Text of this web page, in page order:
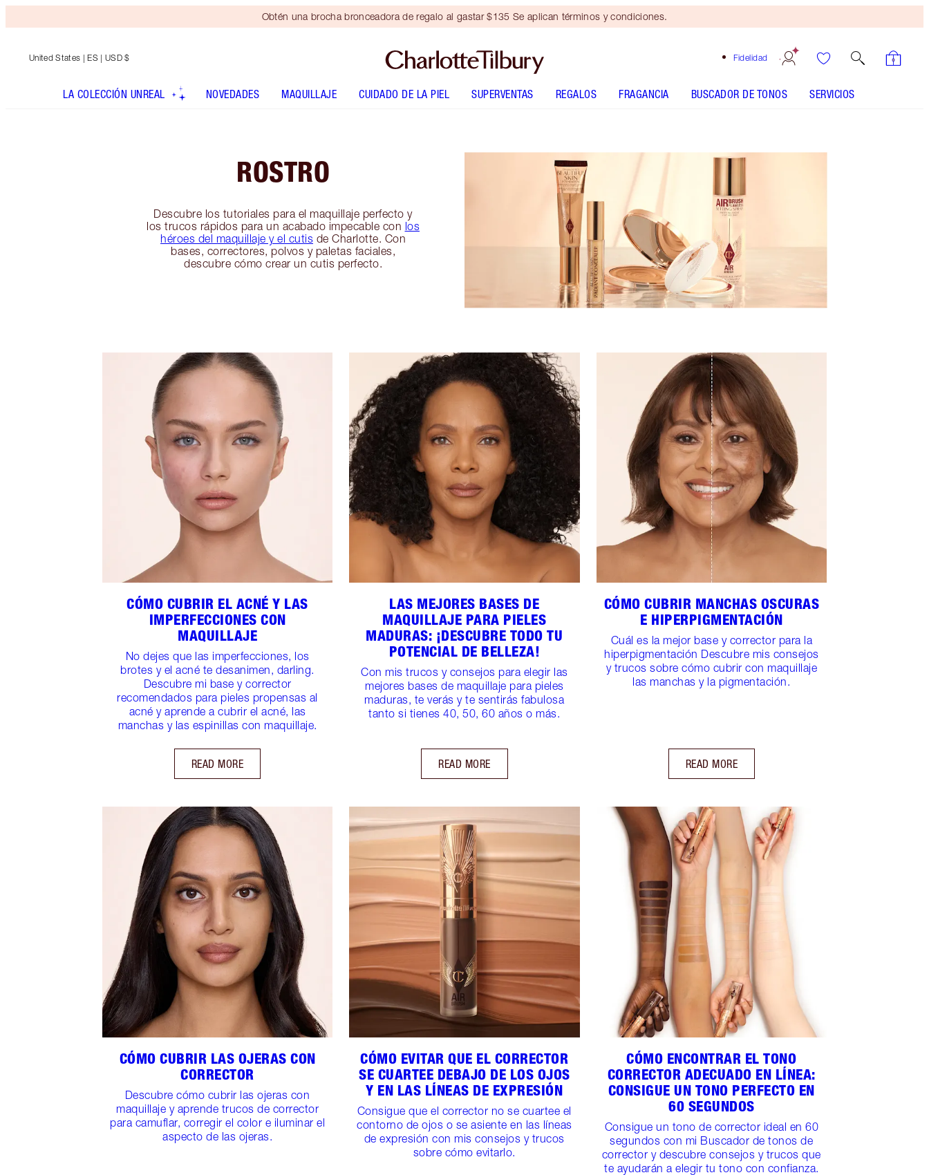
Obtén una brocha bronceadora de regalo al gastar $135 Se aplican términos y condiciones.
Fidelidad
United States | ES | USD $
LA COLECCIÓN UNREAL NOVEDADES MAQUILLAJE CUIDADO DE LA PIEL SUPERVENTAS REGALOS FRAGANCIA BUSCADOR DE TONOS SERVICIOS
ROSTRO
Descubre los tutoriales para el maquillaje perfecto y
los trucos rápidos para un acabado impecable con los
héroes del maquillaje y el cutis de Charlotte. Con
bases, correctores, polvos y paletas faciales,
descubre cómo crear un cutis perfecto.
CÓMO CUBRIR EL ACNÉ Y LAS
IMPERFECCIONES CON
MAQUILLAJE
No dejes que las imperfecciones, los
brotes y el acné te desanimen, darling.
Descubre mi base y corrector
recomendados para pieles propensas al
acné y aprende a cubrir el acné, las
manchas y las espinillas con maquillaje.
READ MORE
LAS MEJORES BASES DE
MAQUILLAJE PARA PIELES
MADURAS: ¡DESCUBRE TODO TU
POTENCIAL DE BELLEZA!
Con mis trucos y consejos para elegir las
mejores bases de maquillaje para pieles
maduras, te verás y te sentirás fabulosa
tanto si tienes 40, 50, 60 años o más.
READ MORE
CÓMO CUBRIR MANCHAS OSCURAS
E HIPERPIGMENTACIÓN
Cuál es la mejor base y corrector para la
hiperpigmentación Descubre mis consejos
y trucos sobre cómo cubrir con maquillaje
las manchas y la pigmentación.
READ MORE
CÓMO CUBRIR LAS OJERAS CON
CORRECTOR
Descubre cómo cubrir las ojeras con
maquillaje y aprende trucos de corrector
para camuflar, corregir el color e iluminar el
aspecto de las ojeras.
CÓMO EVITAR QUE EL CORRECTOR
SE CUARTEE DEBAJO DE LOS OJOS
Y EN LAS LÍNEAS DE EXPRESIÓN
Consigue que el corrector no se cuartee el
contorno de ojos o se asiente en las líneas
de expresión con mis consejos y trucos
sobre cómo evitarlo.
CÓMO ENCONTRAR EL TONO
CORRECTOR ADECUADO EN LÍNEA:
CONSIGUE UN TONO PERFECTO EN
60 SEGUNDOS
Consigue un tono de corrector ideal en 60
segundos con mi Buscador de tonos de
corrector y descubre consejos y trucos que
te ayudarán a elegir tu tono con confianza.